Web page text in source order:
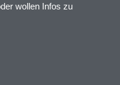
wollen Infos zu